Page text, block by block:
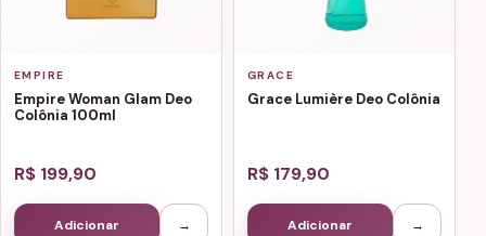
EMPIRE
Empire Woman Glam Deo
Colônia 100ml
R$ 199,90
Adicionar →
GRACE
Grace Lumière Deo Colônia
R$ 179,90
Adicionar →